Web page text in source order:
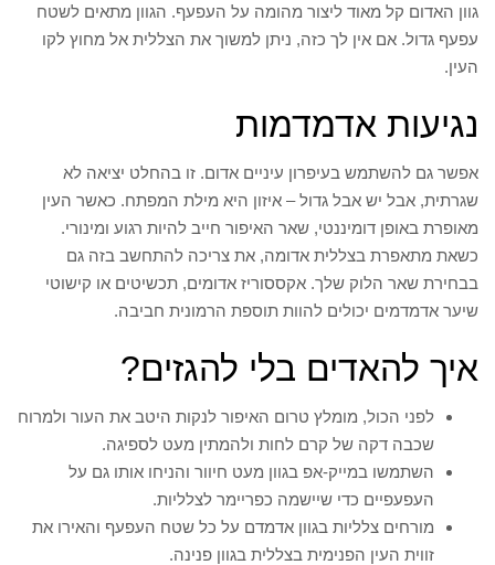
גוון האדום קל מאוד ליצור מהומה על העפעף. הגוון מתאים לשטח
עפעף גדול. אם אין לך כזה, ניתן למשוך את הצללית אל מחוץ לקו
העין.
נגיעות אדמדמות
אפשר גם להשתמש בעיפרון עיניים אדום. זו בהחלט יציאה לא
שגרתית, אבל יש אבל גדול – איזון היא מילת המפתח. כאשר העין
מאופרת באופן דומיננטי, שאר האיפור חייב להיות רגוע ומינורי.
כשאת מתאפרת בצללית אדומה, את צריכה להתחשב בזה גם
בבחירת שאר הלוק שלך. אקססוריז אדומים, תכשיטים או קישוטי
שיער אדמדמים יכולים להוות תוספת הרמונית חביבה.
איך להאדים בלי להגזים?
לפני הכול, מומלץ טרום האיפור לנקות היטב את העור ולמרוח
שכבה דקה של קרם לחות ולהמתין מעט לספיגה.
השתמשו במייק-אפ בגוון מעט חיוור והניחו אותו גם על
העפעפיים כדי שיישמה כפריימר לצלליות.
מורחים צלליות בגוון אדמדם על כל שטח העפעף והאירו את
זווית העין הפנימית בצללית בגוון פנינה.